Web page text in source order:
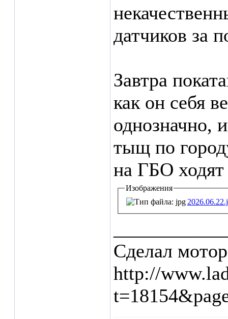
датчиков за
Завтра
как он себя
однозначно,
тыщ по
на ГБО
Изображения
Сделал
http://